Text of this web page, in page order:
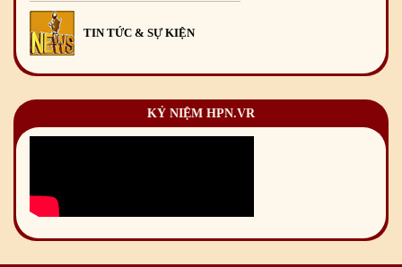
TIN TỨC & SỰ KIỆN
KỶ NIỆM HPN.VR